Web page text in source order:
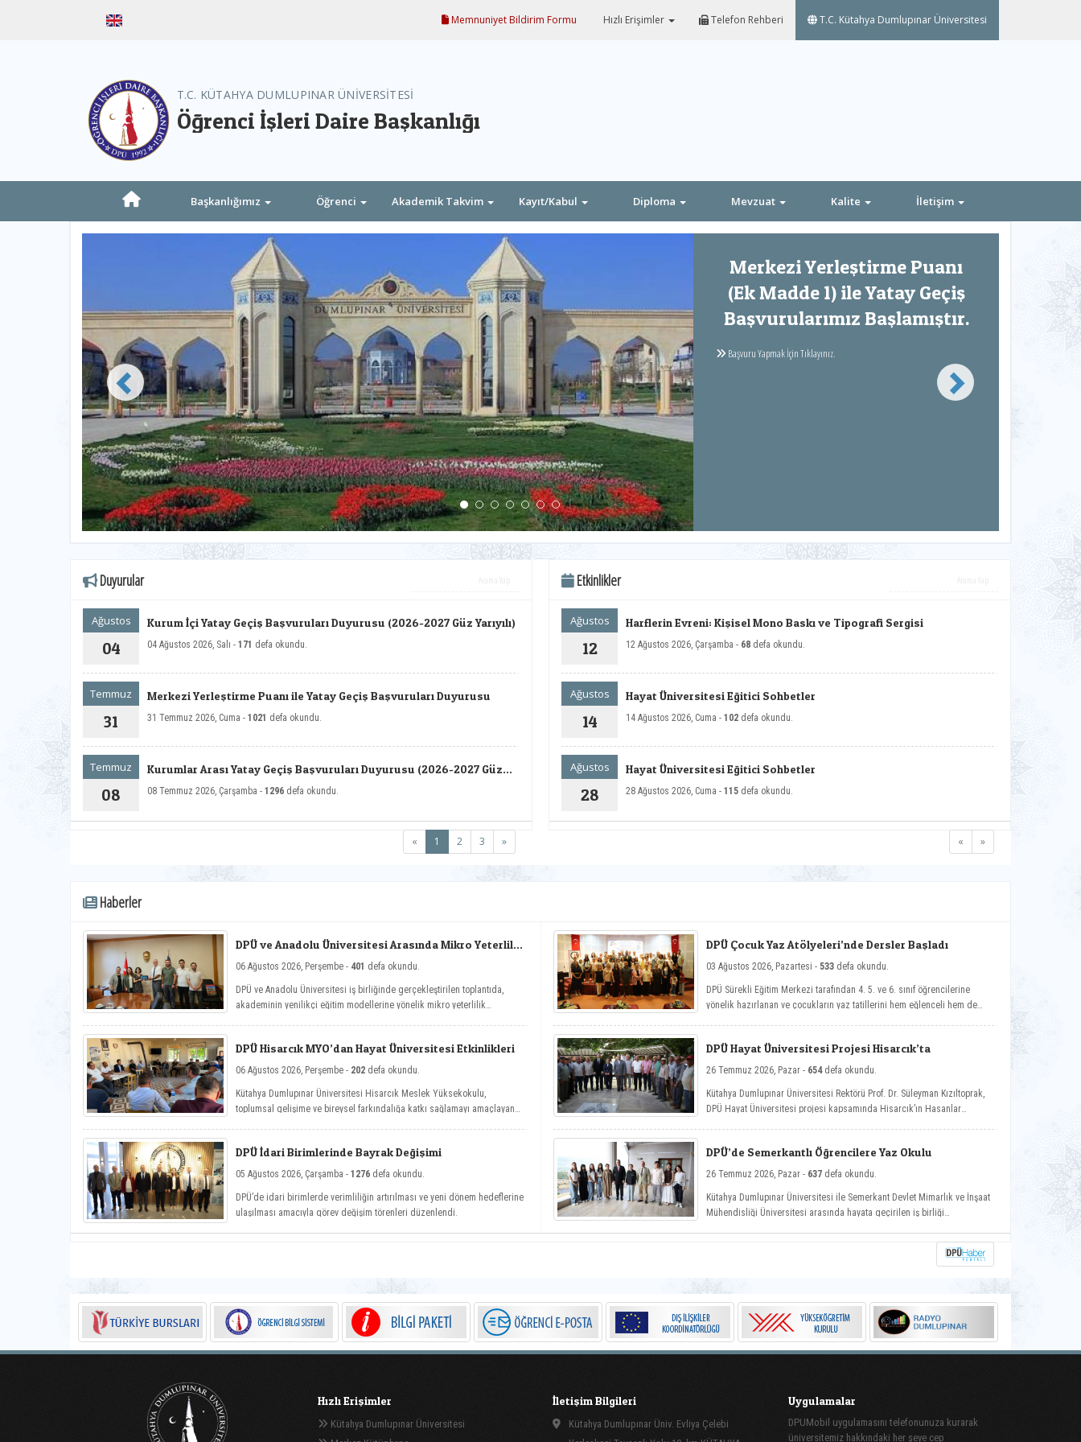
Memnuniyet Bildirim Formu Hızlı Erişimler Telefon Rehberi T.C. Kütahya Dumlupınar Üniversitesi
T.C. KÜTAHYA DUMLUPINAR ÜNİVERSİTESİ
Öğrenci İşleri Daire Başkanlığı
Başkanlığımız Öğrenci Akademik Takvim Kayıt/Kabul Diploma Mevzuat Kalite İletişim
Merkezi Yerleştirme Puanı
(Ek Madde 1) ile Yatay Geçiş
Başvurularımız Başlamıştır.
Başvuru Yapmak İçin Tıklayınız.
Previous Next
Duyurular
Ağustos
04
Kurum İçi Yatay Geçiş Başvuruları Duyurusu (2026-2027 Güz Yarıyılı)
04 Ağustos 2026, Salı - 171 defa okundu.
Temmuz
31
Merkezi Yerleştirme Puanı ile Yatay Geçiş Başvuruları Duyurusu
31 Temmuz 2026, Cuma - 1021 defa okundu.
Temmuz
08
Kurumlar Arası Yatay Geçiş Başvuruları Duyurusu (2026-2027 Güz
08 Temmuz 2026, Çarşamba - 1296 defa okundu.
« 1 (current)
2 3 »
Etkinlikler
Ağustos
12
Harflerin Evreni: Kişisel Mono Baskı ve Tipografi Sergisi
12 Ağustos 2026, Çarşamba - 68 defa okundu.
Ağustos
14
Hayat Üniversitesi Eğitici Sohbetler
14 Ağustos 2026, Cuma - 102 defa okundu.
Ağustos
28
Hayat Üniversitesi Eğitici Sohbetler
28 Ağustos 2026, Cuma - 115 defa okundu.
« »
Haberler
DPÜ ve Anadolu Üniversitesi Arasında Mikro Yeterlilik
06 Ağustos 2026, Perşembe - 401 defa okundu.
DPÜ ve Anadolu Üniversitesi iş birliğinde gerçekleştirilen toplantıda,
akademinin yenilikçi eğitim modellerine yönelik mikro yeterlilik
DPÜ Hisarcık MYO’dan Hayat Üniversitesi Etkinlikleri
06 Ağustos 2026, Perşembe - 202 defa okundu.
Kütahya Dumlupınar Üniversitesi Hisarcık Meslek Yüksekokulu,
toplumsal gelişime ve bireysel farkındalığa katkı sağlamayı amaçlayan
DPÜ İdari Birimlerinde Bayrak Değişimi
05 Ağustos 2026, Çarşamba - 1276 defa okundu.
DPÜ’de idari birimlerde verimliliğin artırılması ve yeni dönem hedeflerine
ulaşılması amacıyla görev değişim törenleri düzenlendi.
DPÜ Çocuk Yaz Atölyeleri’nde Dersler Başladı
03 Ağustos 2026, Pazartesi - 533 defa okundu.
DPÜ Sürekli Eğitim Merkezi tarafından 4. 5. ve 6. sınıf öğrencilerine
yönelik hazırlanan ve çocukların yaz tatillerini hem eğlenceli hem de
DPÜ Hayat Üniversitesi Projesi Hisarcık’ta
26 Temmuz 2026, Pazar - 654defa okundu.
Kütahya Dumlupınar Üniversitesi Rektörü Prof. Dr. Süleyman Kızıltoprak,
DPÜ Hayat Üniversitesi projesi kapsamında Hisarcık’ın Hasanlar
DPÜ’de Semerkantlı Öğrencilere Yaz Okulu
26 Temmuz 2026, Pazar - 637 defa okundu.
Kütahya Dumlupınar Üniversitesi ile Semerkant Devlet Mimarlık ve İnşaat
Mühendisliği Üniversitesi arasında hayata geçirilen iş birliği
Hızlı Erişimler
Kütahya Dumlupınar Üniversitesi
İletişim Bilgileri
Kütahya Dumlupınar Üniv. Evliya Çelebi
Uygulamalar
DPUMobil uygulamasını telefonunuza kurarak
üniversitemiz hakkındaki her şeye cep